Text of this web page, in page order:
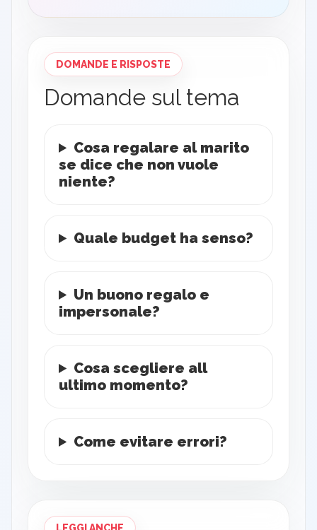
DOMANDE E RISPOSTE
Domande sul tema
Cosa regalare al marito
se dice che non vuole
niente?
Quale budget ha senso?
Un buono regalo e
impersonale?
Cosa scegliere all
ultimo momento?
Come evitare errori?